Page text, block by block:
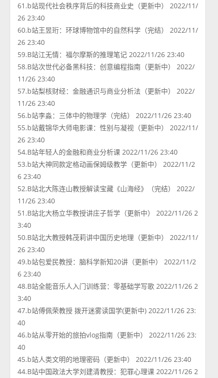
61.b站现代社会秩序背后的科技商业史（更新中） 2022/11/
26 23:40
60.b站王昱珩：环球博物馆中的自然科学（完结） 2022/11/
26 23:40
59.B站江无情：福尔摩斯的推理笔记 2022/11/26 23:40
58.B站次世代必备黑科技：创意编程指南（更新中） 2022/
11/26 23:40
57.b站梨核财经：金融通识与商业分析法（更新中） 2022/
11/26 23:40
56.b站李淼：三体中的物理学（完结） 2022/11/26 23:40
55.b站戴锦华大师电影课：性别与凝视（更新中） 2022/11/
26 23:40
54.B站年轻人的金融和商业分析课 2022/11/26 23:40
53.b站大神同款定格动画保姆级教学（更新中） 2022/11/2
6 23:40
52.B站北大陈连山教授解读宝藏《山海经》（完结） 2022/
11/26 23:40
51.B站北大杨立华教授讲庄子哲学（更新中） 2022/11/26 2
3:40
50.B站北大教授韩茂莉讲中国历史地理（更新中） 2022/11/
26 23:40
49.b站包爱民教授：脑科学新知20讲（更新中） 2022/11/2
6 23:40
48.B站全能音乐人入门训练营：零基础学写歌 2022/11/26 2
3:40
47.b站傅佩荣教授 拨开迷雾读国学(更新中) 2022/11/26 23:
40
46.b站从零开始的旅拍vlog指南（更新中） 2022/11/26 23:
40
45.b站人类文明的地理密码（更新中） 2022/11/26 23:40
44.B站中国政法大学刘建清教授：犯罪心理课 2022/11/26 2